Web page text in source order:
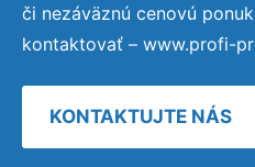
či nezáväznú cenovú
kontaktovať – www.profi-
KONTAKTUJTE NÁS